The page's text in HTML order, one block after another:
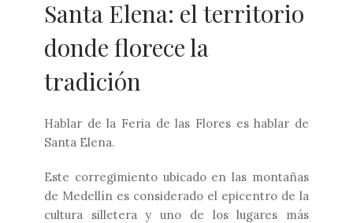
Santa Elena: el territorio
donde florece la
tradición
Hablar de la Feria de las Flores es hablar de
Santa Elena.
Este corregimiento ubicado en las montañas
de Medellín es considerado el epicentro de la
cultura silletera y uno de los lugares más